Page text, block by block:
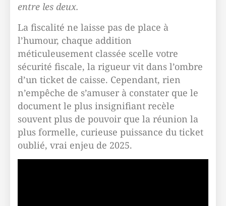
entre les deux.
La fiscalité ne laisse pas de place à
l’humour, chaque addition
méticuleusement classée scelle votre
sécurité fiscale, la rigueur vit dans l’ombre
d’un ticket de caisse. Cependant, rien
n’empêche de s’amuser à constater que le
document le plus insignifiant recèle
souvent plus de pouvoir que la réunion la
plus formelle, curieuse puissance du ticket
oublié, vrai enjeu de 2025.